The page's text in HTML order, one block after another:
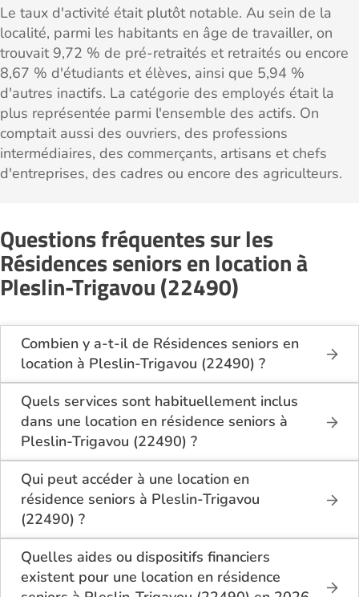
Le taux d'activité était plutôt notable. Au sein de la
localité, parmi les habitants en âge de travailler, on
trouvait 9,72 % de pré-retraités et retraités ou encore
8,67 % d'étudiants et élèves, ainsi que 5,94 %
d'autres inactifs. La catégorie des employés était la
plus représentée parmi l'ensemble des actifs. On
comptait aussi des ouvriers, des professions
intermédiaires, des commerçants, artisans et chefs
d'entreprises, des cadres ou encore des agriculteurs.
Questions fréquentes sur les
Résidences seniors en location à
Pleslin-Trigavou (22490)
Combien y a-t-il de Résidences seniors en
location à Pleslin-Trigavou (22490) ?
Sur le site Logement-seniors.com, on recense
actuellement 1 Résidences seniors en location à
Pleslin-Trigavou (22490).
Quels services sont habituellement inclus
dans une location en résidence seniors à
Pleslin-Trigavou (22490) ?
En location à Pleslin-Trigavou (22490), la résidence
seniors inclut généralement : l’entretien des espaces
communs, l’accès à des activités, la présence d’un
accueil / surveillance, la restauration ou service
repas optionnel. Certains services sont optionnels et
peuvent faire monter le tarif.
Qui peut accéder à une location en
résidence seniors à Pleslin-Trigavou
(22490) ?
La location en résidence seniors à Pleslin-Trigavou
(22490) s’adresse aux personnes autonomes
souhaitant un logement adapté, sécurisé et
convivial. Il est conseillé d’avoir environ 60 ans ou
Quelles aides ou dispositifs financiers
existent pour une location en résidence